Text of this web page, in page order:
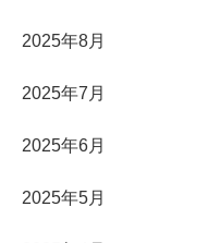
2025年8月
2025年7月
2025年6月
2025年5月